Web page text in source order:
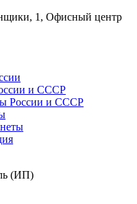
1, Офисный центр
и СССР
России и СССР
(ИП)